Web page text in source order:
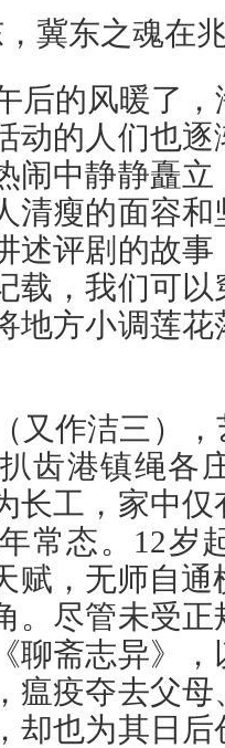
冀东之魂在
后的风暖了
动的人们也
闹中静静矗
清瘦的面容
述评剧的故
载，我们可
地方小调莲
又作洁三），
齿港镇绳各
长工，家中
常态。12岁
赋，无师自
。尽管未受
聊斋志异》
瘟疫夺去父
却也为其日